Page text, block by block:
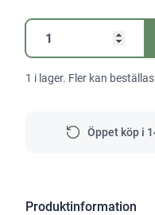
Spånuppsamlare
KSF-
1010
1 i lager. Fler kan
Öppet köp i
Produktinformation